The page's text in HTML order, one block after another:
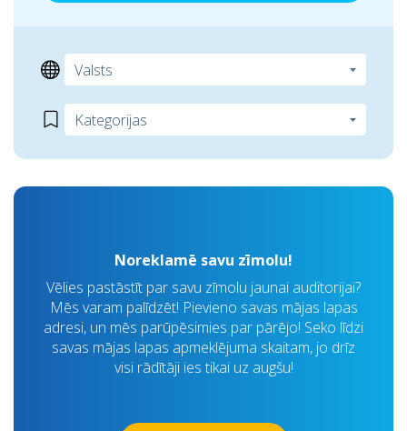
Noreklamē savu zīmolu!
Vēlies pastāstīt par savu zīmolu jaunai auditorijai?
Mēs varam palīdzēt! Pievieno savas mājas lapas
adresi, un mēs parūpēsimies par pārējo! Seko līdzi
savas mājas lapas apmeklējuma skaitam, jo drīz
visi rādītāji ies tikai uz augšu!